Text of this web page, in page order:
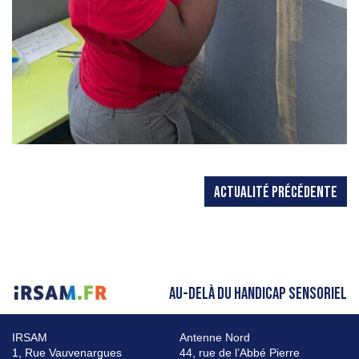
ACTUALITÉ PRÉCÉDENTE
AU-DELÀ DU HANDICAP SENSORIEL
IRSAM
1, Rue Vauvenargues
Antenne Nord
44, rue de l’Abbé Pierre